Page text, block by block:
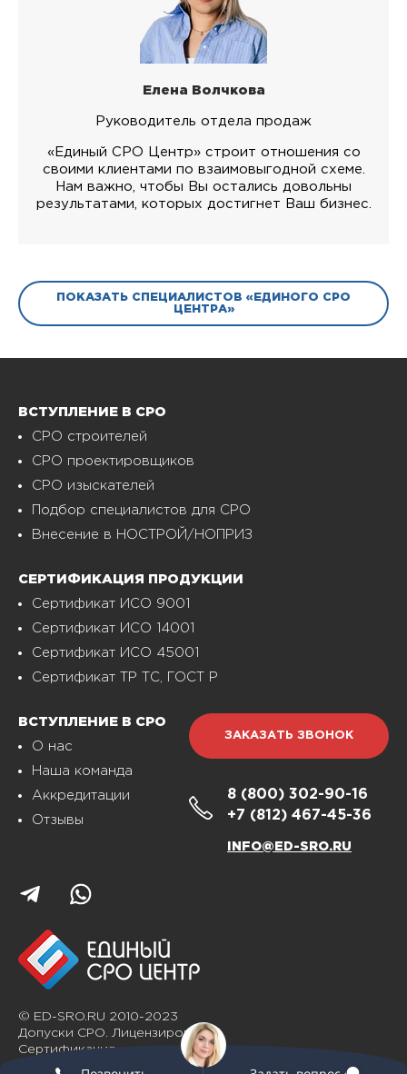
Елена Волчкова
Руководитель отдела продаж
«Единый СРО Центр» строит отношения со
своими клиентами по взаимовыгодной схеме.
Нам важно, чтобы Вы остались довольны
результатами, которых достигнет Ваш бизнес.
ПОКАЗАТЬ СПЕЦИАЛИСТОВ «ЕДИНОГО СРО
ЦЕНТРА»
ВСТУПЛЕНИЕ В СРО
СРО строителей
СРО проектировщиков
СРО изыскателей
Подбор специалистов для СРО
Внесение в НОСТРОЙ/НОПРИЗ
СЕРТИФИКАЦИЯ ПРОДУКЦИИ
Сертификат ИСО 9001
Сертификат ИСО 14001
Сертификат ИСО 45001
Сертификат ТР ТС, ГОСТ Р
ВСТУПЛЕНИЕ В СРО
О нас
Наша команда
Аккредитации
Отзывы
ЗАКАЗАТЬ ЗВОНОК
8 (800) 302-90-16
+7 (812) 467-45-36
INFO@ED-SRO.RU
© ED-SRO.RU 2010-2023
Допуски СРО. Лицензирование.
Сертификация